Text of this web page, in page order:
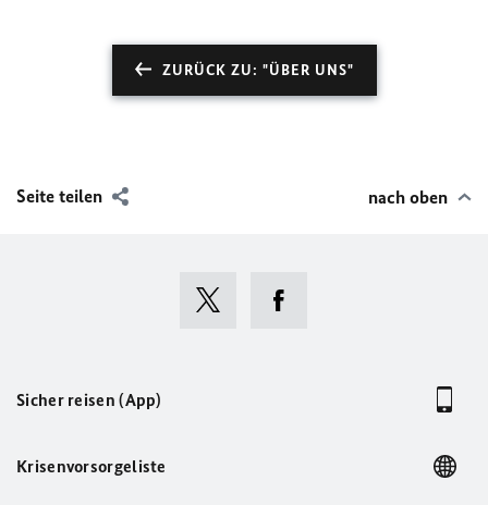
ZURÜCK ZU: "ÜBER UNS"
Seite teilen nach oben
Sicher reisen (App)
Krisenvorsorgeliste